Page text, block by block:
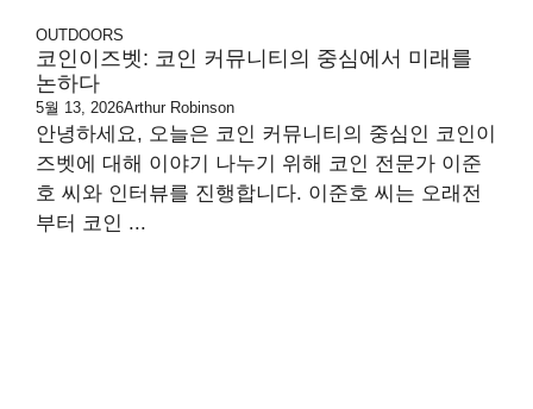
OUTDOORS
코인이즈벳: 코인 커뮤니티의 중심에서 미래를
논하다
5월 13, 2026Arthur Robinson
안녕하세요, 오늘은 코인 커뮤니티의 중심인 코인이
즈벳에 대해 이야기 나누기 위해 코인 전문가 이준
호 씨와 인터뷰를 진행합니다. 이준호 씨는 오래전
부터 코인 ...